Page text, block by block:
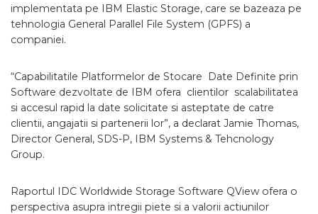
implementata pe IBM Elastic Storage, care se bazeaza pe
tehnologia General Parallel File System (GPFS) a
companiei.
“Capabilitatile Platformelor de Stocare Date Definite prin
Software dezvoltate de IBM ofera clientilor scalabilitatea
si accesul rapid la date solicitate si asteptate de catre
clientii, angajatii si partenerii lor”, a declarat Jamie Thomas,
Director General, SDS-P, IBM Systems & Tehcnology
Group.
Raportul IDC Worldwide Storage Software QView ofera o
perspectiva asupra intregii piete si a valorii actiunilor